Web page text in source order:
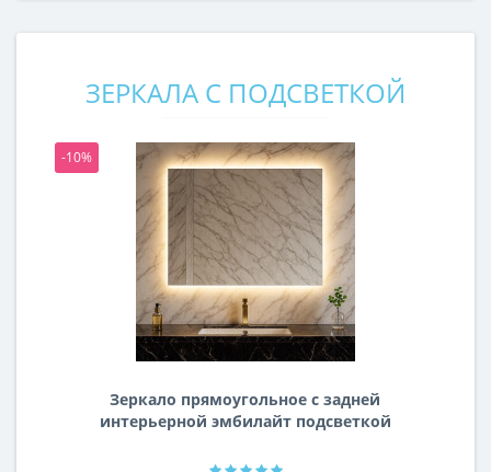
ЗЕРКАЛА С ПОДСВЕТКОЙ
-10%
Зеркало прямоугольное с задней
интерьерной эмбилайт подсветкой